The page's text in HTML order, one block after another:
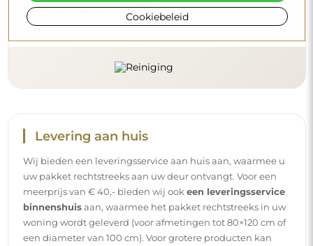
Lees meer tips op onze blog.
Levering aan huis
Wij bieden een leveringsservice aan huis aan, waarmee u
uw pakket rechtstreeks aan uw deur ontvangt. Voor een
meerprijs van € 40,- bieden wij ook een leveringsservice
binnenshuisaan, waarmee het pakket rechtstreeks in uw
woning wordt geleverd (voor afmetingen tot 80×120 cm of
een diameter van 100 cm). Voor grotere producten kan
Cookiebeleid